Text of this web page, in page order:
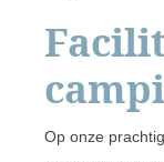
Op onze